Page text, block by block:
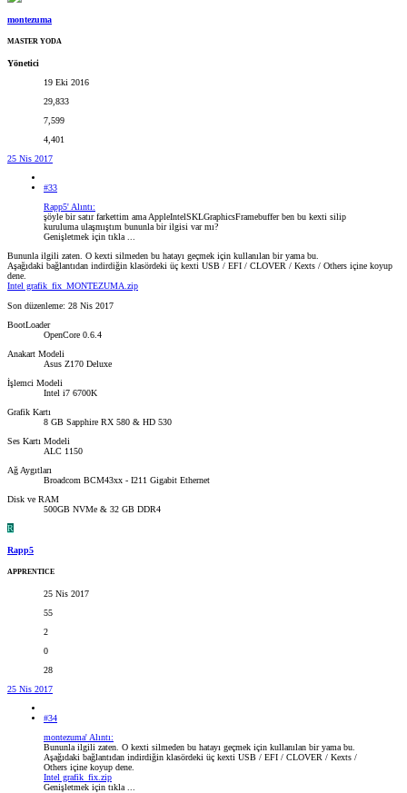
montezuma
MASTER YODA
Yönetici
19 Eki 2016
29,833
7,599
4,401
25 Nis 2017
#33
Rapp5' Alıntı:
şöyle bir satır farkettim ama AppleIntelSKLGraphicsFramebuffer ben bu kexti silip
kuruluma ulaşmıştım bununla bir ilgisi var mı?
Genişletmek için tıkla ...
Bununla ilgili zaten. O kexti silmeden bu hatayı geçmek için kullanılan bir yama bu.
Aşağıdaki bağlantıdan indirdiğin klasördeki üç kexti USB / EFI / CLOVER / Kexts / Others içine koyup
dene.
Intel grafik_fix_MONTEZUMA.zip
Son düzenleme: 28 Nis 2017
BootLoader
OpenCore 0.6.4
Anakart Modeli
Asus Z170 Deluxe
İşlemci Modeli
Intel i7 6700K
Grafik Kartı
8 GB Sapphire RX 580 & HD 530
Ses Kartı Modeli
ALC 1150
Ağ Aygıtları
Broadcom BCM43xx - I211 Gigabit Ethernet
Disk ve RAM
500GB NVMe & 32 GB DDR4
R
Rapp5
APPRENTICE
25 Nis 2017
55
2
0
28
25 Nis 2017
#34
montezuma' Alıntı:
Bununla ilgili zaten. O kexti silmeden bu hatayı geçmek için kullanılan bir yama bu.
Aşağıdaki bağlantıdan indirdiğin klasördeki üç kexti USB / EFI / CLOVER / Kexts /
Others içine koyup dene.
Intel grafik_fix.zip
Genişletmek için tıkla ...